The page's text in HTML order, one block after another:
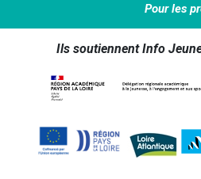
Pour les
Ils soutiennent Info